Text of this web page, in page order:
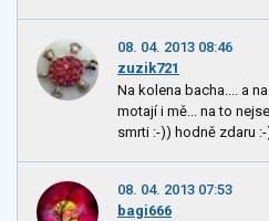
08. 04. 2013 08:46
zuzik721
Na kolena bacha.... a
motají i mě... na to
smrti :-)) hodně zdaru
08. 04. 2013 07:53
bagi666